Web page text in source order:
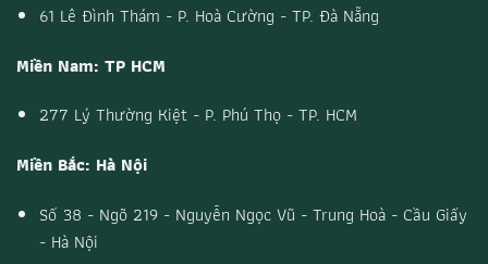
61 Lê Đình Thám - P. Hoà Cường - TP. Đà Nẵng
Miền Nam: TP HCM
277 Lý Thường Kiệt - P. Phú Thọ - TP. HCM
Miền Bắc: Hà Nội
Số 38 - Ngõ 219 - Nguyễn Ngọc Vũ - Trung Hoà - Cầu Giấy
- Hà Nội